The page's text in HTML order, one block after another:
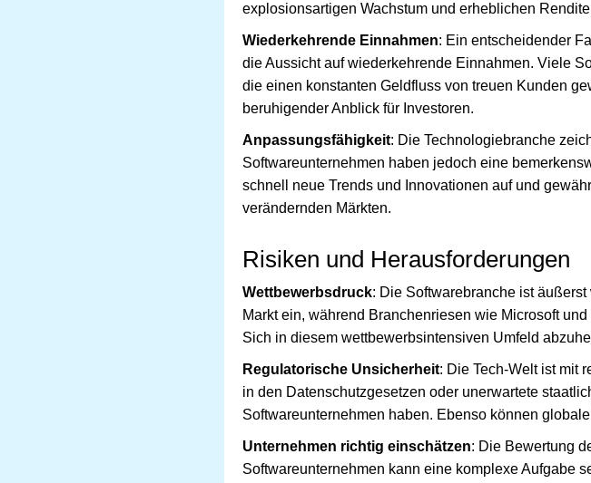
explosionsartigen Wachstum und erheblichen
Wiederkehrende Einnahmen: Ein entscheidender
die Aussicht auf wiederkehrende Einnahmen. Viele
die einen konstanten Geldfluss von treuen Kunden
beruhigender Anblick für Investoren.
Anpassungsfähigkeit: Die Technologiebranche
Softwareunternehmen haben jedoch eine
schnell neue Trends und Innovationen auf und
verändernden Märkten.
Risiken und Herausforderungen
Wettbewerbsdruck: Die Softwarebranche ist
Markt ein, während Branchenriesen wie Microsoft
Sich in diesem wettbewerbsintensiven Umfeld
Regulatorische Unsicherheit: Die Tech-Welt ist mit
in den Datenschutzgesetzen oder unerwartete
Softwareunternehmen haben. Ebenso können
Unternehmen richtig einschätzen: Die Bewertung
Softwareunternehmen kann eine komplexe Aufgabe